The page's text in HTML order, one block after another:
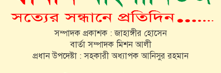
সচিবালয় অভিমুখে ১১ দলীয় জোটের
পদযাত্রায় পুলিশের বাধা
সম্পাদক প্রকাশক : জাহাঙ্গীর হোসেন
বার্তা সম্পাদক মিশন আলী
প্রধান উপদেষ্টা : সহকারী অধ্যাপক আনিসুর রহমান